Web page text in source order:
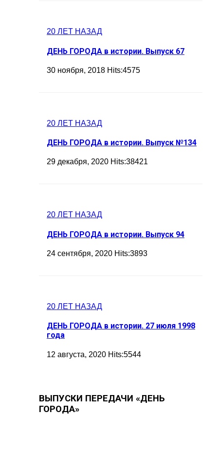
20 ЛЕТ НАЗАД
ДЕНЬ ГОРОДА в истории. Выпуск 67
30 ноября, 2018 Hits:4575
20 ЛЕТ НАЗАД
ДЕНЬ ГОРОДА в истории. Выпуск №134
29 декабря, 2020 Hits:38421
20 ЛЕТ НАЗАД
ДЕНЬ ГОРОДА в истории. Выпуск 94
24 сентября, 2020 Hits:3893
20 ЛЕТ НАЗАД
ДЕНЬ ГОРОДА в истории. 27 июля 1998
года
12 августа, 2020 Hits:5544
ВЫПУСКИ ПЕРЕДАЧИ «ДЕНЬ
ГОРОДА»